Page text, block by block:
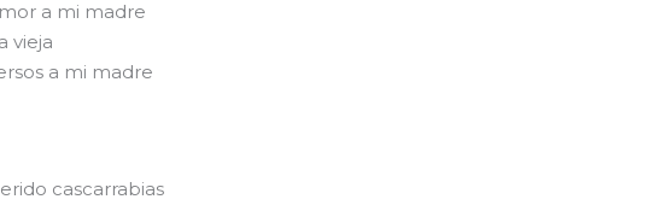
a mi madre
vieja
a mi madre
cascarrabias